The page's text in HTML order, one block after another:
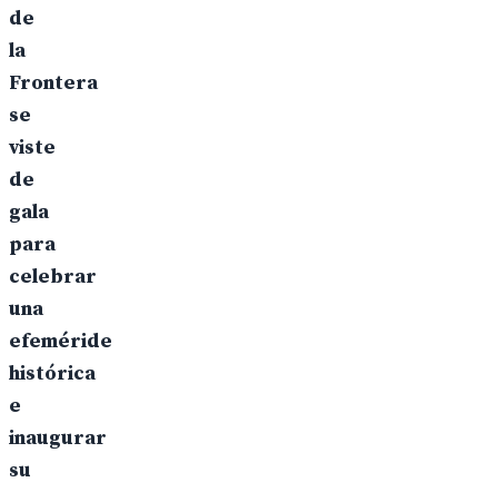
de
la
Frontera
se
viste
de
gala
para
celebrar
una
efeméride
histórica
e
inaugurar
su